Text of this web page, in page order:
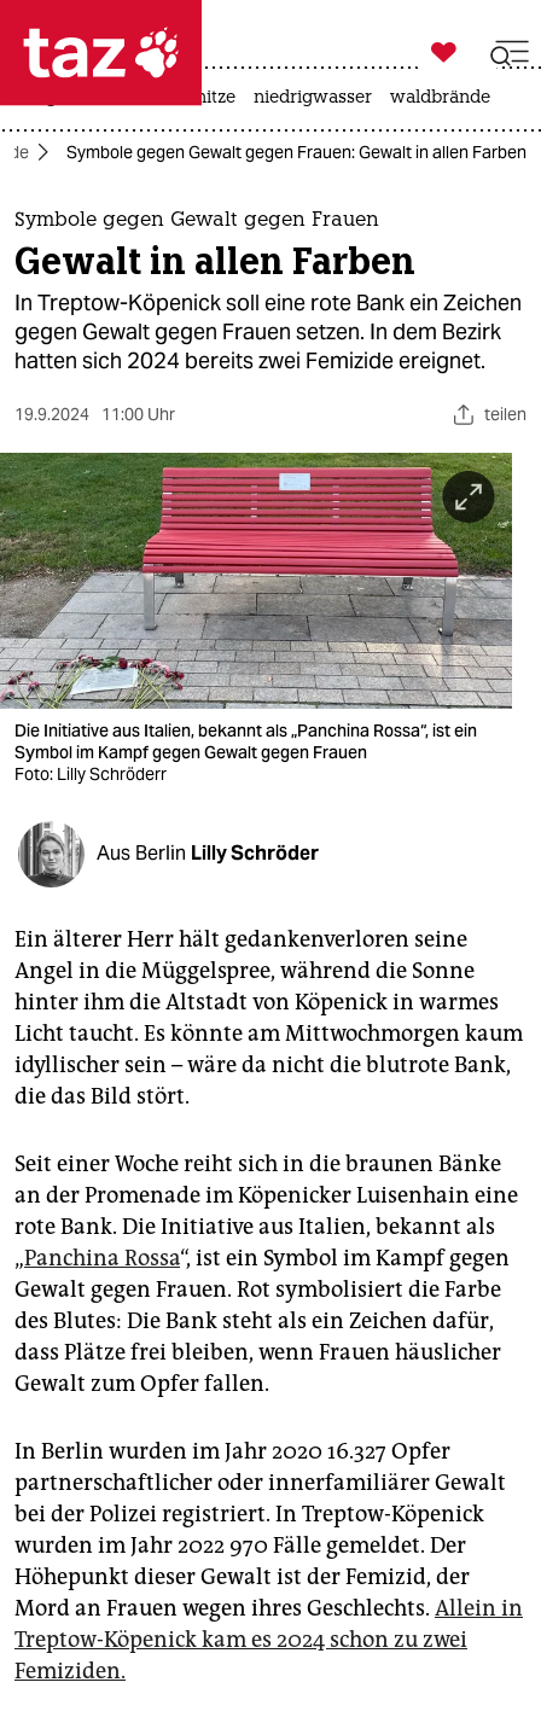
 taz zahl ich
taz zahl ich
themen
politik
öko
sport
berlin
nord
wahrheit
verlag
verlag
shop
fragen & hilfe
unterstützen
abo
genossenschaft
epaper login

taz zahl ich
hitze niedrigwasser waldbrände
Symbole gegen Gewalt gegen Frauen: Gewalt in allen Farben
Symbole gegen Gewalt gegen Frauen
Gewalt in allen Farben
In Treptow-Köpenick soll eine rote Bank ein Zeichen
gegen Gewalt gegen Frauen setzen. In dem Bezirk
hatten sich 2024 bereits zwei Femizide ereignet.
19.9.2024 11:00 Uhr teilen
Die Initiative aus Italien, bekannt als „Panchina Rossa“, ist ein
Symbol im Kampf gegen Gewalt gegen Frauen
Foto: Lilly Schröderr
Aus Berlin Lilly Schröder
Ein älterer Herr hält gedankenverloren seine
Angel in die Müggelspree, während die Sonne
hinter ihm die Altstadt von Köpenick in warmes
Licht taucht. Es könnte am Mittwochmorgen kaum
idyllischer sein – wäre da nicht die blutrote Bank,
die das Bild stört.
Seit einer Woche reiht sich in die braunen Bänke
an der Promenade im Köpenicker Luisenhain eine
rote Bank. Die Initiative aus Italien, bekannt als
„Panchina Rossa“, ist ein Symbol im Kampf gegen
Gewalt gegen Frauen. Rot symbolisiert die Farbe
des Blutes: Die Bank steht als ein Zeichen dafür,
dass Plätze frei bleiben, wenn Frauen häuslicher
Gewalt zum Opfer fallen.
In Berlin wurden im Jahr 2020 16.327 Opfer
partnerschaftlicher oder innerfamiliärer Gewalt
bei der Polizei registriert. In Treptow-Köpenick
wurden im Jahr 2022 970 Fälle gemeldet. Der
Höhepunkt dieser Gewalt ist der Femizid, der
Mord an Frauen wegen ihres Geschlechts. Allein in
Treptow-Köpenick kam es 2024 schon zu zwei
Femiziden.